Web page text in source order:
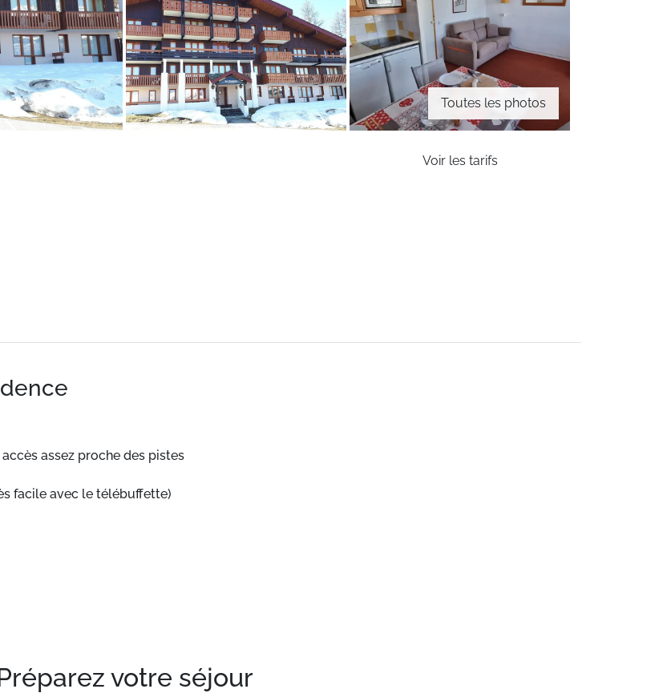
Toutes les photos
Voir les tarifs
assez proche des pistes
facile avec le télébuffette)
votre séjour